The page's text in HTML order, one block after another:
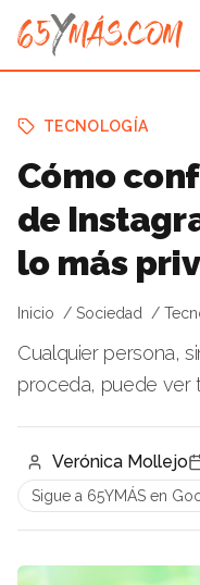
TECNOLOGÍA
Cómo
de
lo más
Inicio Sociedad
Cualquier persona,
proceda, puede ver
Verónica Mollejo
Sigue a 65YMÁS en